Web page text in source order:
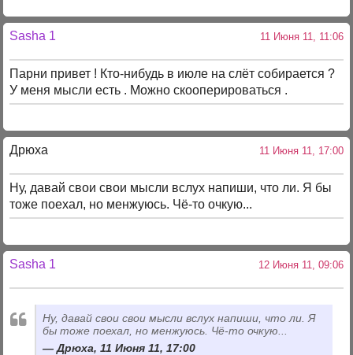
Sasha 1 11 Июня 11, 11:06
Парни привет ! Кто-нибудь в июле на слёт собирается ?
У меня мысли есть . Можно скооперироваться .
Дрюха 11 Июня 11, 17:00
Ну, давай свои свои мысли вслух напиши, что ли. Я бы
тоже поехал, но менжуюсь. Чё-то очкую...
Sasha 1 12 Июня 11, 09:06
Ну, давай свои свои мысли вслух напиши, что ли. Я
бы тоже поехал, но менжуюсь. Чё-то очкую...
Дрюха, 11 Июня 11, 17:00